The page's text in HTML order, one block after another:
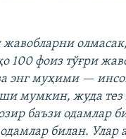
жавобларни
100 фоиз тўғри
энг муҳими —
мумкин, жуда
баъзи одамлар
билан. Улар